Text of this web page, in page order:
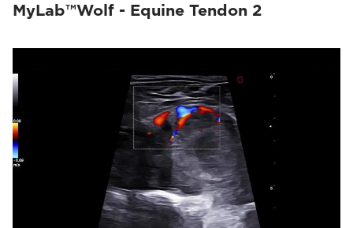
MyLab™Wolf - Equine Tendon 2